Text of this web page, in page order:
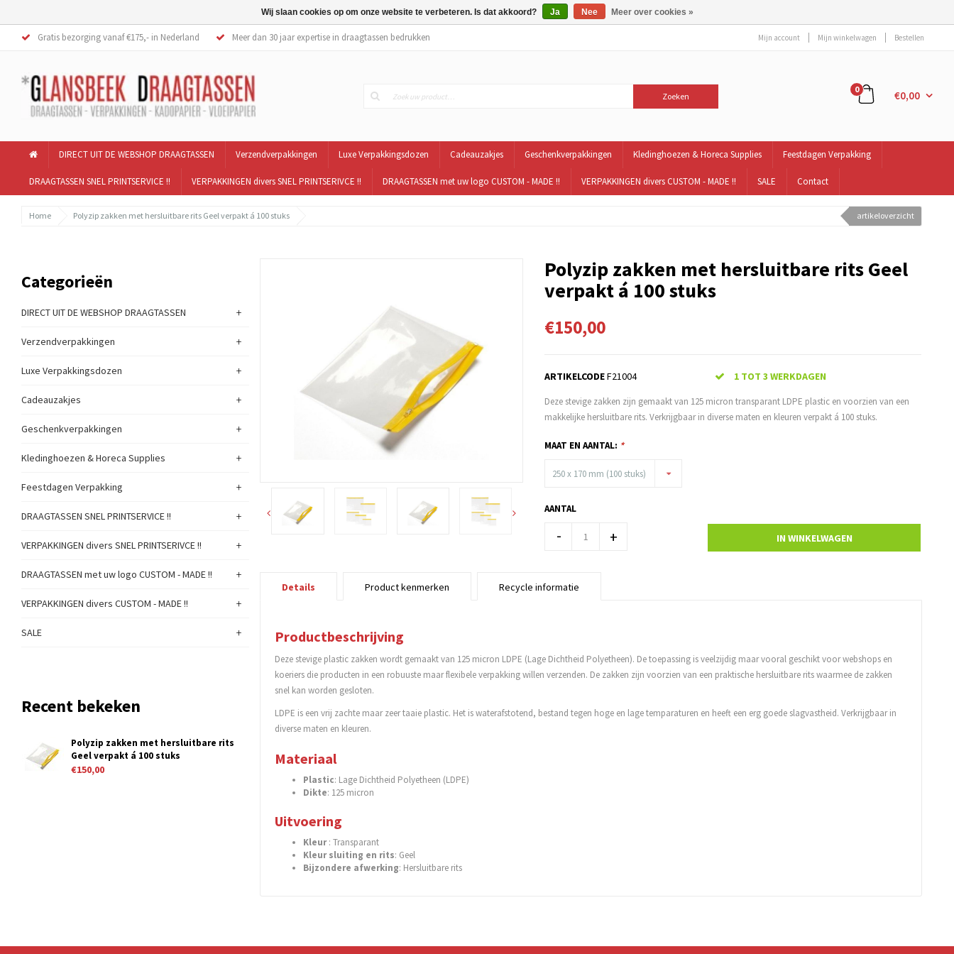
Gratis bezorging vanaf €175,- in Nederland Meer dan 30 jaar expertise in draagtassen bedrukken Mijn account Mijn winkelwagen Bestellen
Zoeken
0 €0,00
DIRECT UIT DE WEBSHOP DRAAGTASSEN Verzendverpakkingen Luxe Verpakkingsdozen Cadeauzakjes Geschenkverpakkingen Kledinghoezen & Horeca Supplies Feestdagen Verpakking
DRAAGTASSEN SNEL PRINTSERVICE !! VERPAKKINGEN divers SNEL PRINTSERIVCE !! DRAAGTASSEN met uw logo CUSTOM - MADE !! VERPAKKINGEN divers CUSTOM - MADE !! SALE Contact
Home Polyzip zakken met hersluitbare rits Geel verpakt á 100 stuks artikeloverzicht
Categorieën
DIRECT UIT DE WEBSHOP DRAAGTASSEN +
Verzendverpakkingen +
Luxe Verpakkingsdozen +
Cadeauzakjes +
Geschenkverpakkingen +
Kledinghoezen & Horeca Supplies +
Feestdagen Verpakking +
DRAAGTASSEN SNEL PRINTSERVICE !! +
VERPAKKINGEN divers SNEL PRINTSERIVCE !! +
DRAAGTASSEN met uw logo CUSTOM - MADE !! +
VERPAKKINGEN divers CUSTOM - MADE !! +
SALE +
Recent bekeken
Polyzip zakken met hersluitbare rits
Geel verpakt á 100 stuks
€150,00
Polyzip zakken met hersluitbare rits Geel
verpakt á 100 stuks
€150,00
ARTIKELCODEF21004 1 TOT 3 WERKDAGEN
Deze stevige zakken zijn gemaakt van 125 micron transparant LDPE plastic en voorzien van een
makkelijke hersluitbare rits. Verkrijgbaar in diverse maten en kleuren verpakt á 100 stuks.
MAAT EN AANTAL: *
250 x 170 mm (100 stuks)
AANTAL
- + IN WINKELWAGEN
Details Product kenmerken Recycle informatie
Productbeschrijving
Deze stevige plastic zakken wordt gemaakt van 125 micron LDPE (Lage Dichtheid Polyetheen). De toepassing is veelzijdig maar vooral geschikt voor webshops en
koeriers die producten in een robuuste maar flexibele verpakking willen verzenden. De zakken zijn voorzien van een praktische hersluitbare rits waarmee de zakken
snel kan worden gesloten.
LDPE is een vrij zachte maar zeer taaie plastic. Het is waterafstotend, bestand tegen hoge en lage temparaturen en heeft een erg goede slagvastheid. Verkrijgbaar in
diverse maten en kleuren.
Materiaal
Plastic: Lage Dichtheid Polyetheen (LDPE)
Dikte: 125 micron
Uitvoering
Kleur: Transparant
Kleur sluiting en rits: Geel
Bijzondere afwerking: Hersluitbare rits
Wij slaan cookies op om onze website te verbeteren. Is dat akkoord? Ja Nee Meer over cookies »